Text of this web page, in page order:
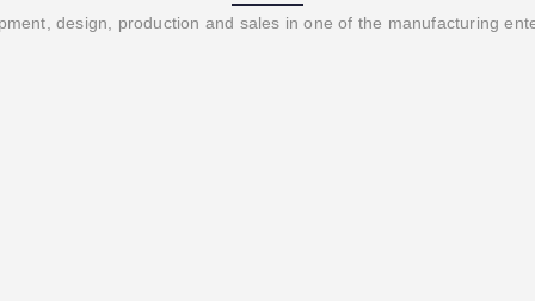
design, production and sales in one of the manufacturing